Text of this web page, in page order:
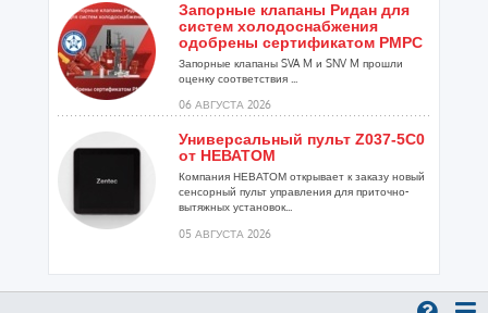
Запорные клапаны Ридан для
систем холодоснабжения
одобрены сертификатом РМРС
Запорные клапаны SVA M и SNV M прошли
оценку соответствия ...
06 АВГУСТА 2026
Универсальный пульт Z037-5C0
от НЕВАТОМ
Компания НЕВАТОМ открывает к заказу новый
сенсорный пульт управления для приточно-
вытяжных установок...
05 АВГУСТА 2026